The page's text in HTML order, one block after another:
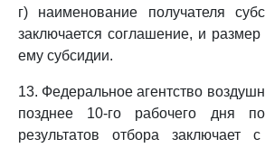
г) наименование получателя
заключается соглашение, и
ему субсидии.
13. Федеральное агентство
позднее 10-го рабочего дня
результатов отбора заключает